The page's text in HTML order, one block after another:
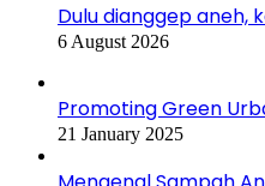
Dulu dianggep aneh,
6 August 2026
Promoting Green
21 January 2025